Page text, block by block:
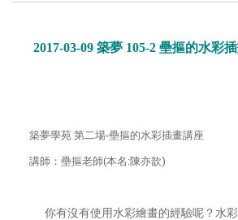
2017-03-09 築夢 105-2 壘摳的水彩
築夢學苑 第二場-壘摳的水彩插畫講座
講師 ：壘摳老師(本名:陳亦歆)
你有沒有使用水彩繪畫的經驗呢？水